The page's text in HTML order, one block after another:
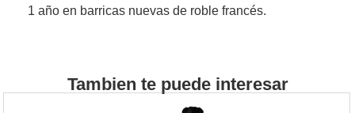
1 año en barricas nuevas de roble francés.
Tambien te puede interesar